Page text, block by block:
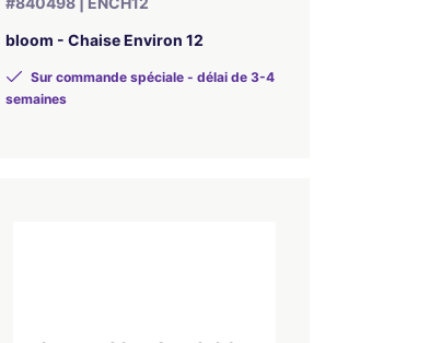
bloom - Chaise Environ 12
Sur commande spéciale - délai de 3-4
semaines